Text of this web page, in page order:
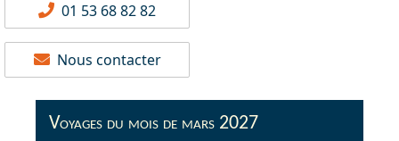
01 53 68 82 82
Nous contacter
Voyages du mois de mars 2027